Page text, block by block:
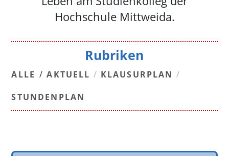
Hochschule Mittweida.
Rubriken
ALLE / AKTUELL / KLAUSURPLAN /
STUNDENPLAN